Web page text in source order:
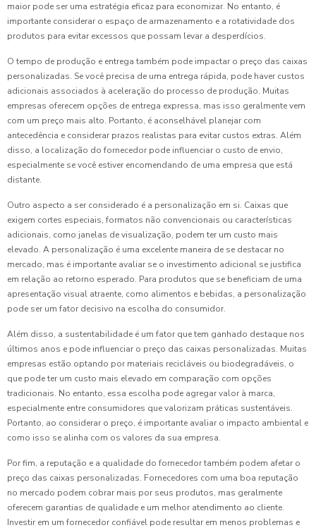
maior pode ser uma estratégia eficaz para economizar. No entanto, é
importante considerar o espaço de armazenamento e a rotatividade dos
produtos para evitar excessos que possam levar a desperdícios.
O tempo de produção e entrega também pode impactar o preço das caixas
personalizadas. Se você precisa de uma entrega rápida, pode haver custos
adicionais associados à aceleração do processo de produção. Muitas
empresas oferecem opções de entrega expressa, mas isso geralmente vem
com um preço mais alto. Portanto, é aconselhável planejar com
antecedência e considerar prazos realistas para evitar custos extras. Além
disso, a localização do fornecedor pode influenciar o custo de envio,
especialmente se você estiver encomendando de uma empresa que está
distante.
Outro aspecto a ser considerado é a personalização em si. Caixas que
exigem cortes especiais, formatos não convencionais ou características
adicionais, como janelas de visualização, podem ter um custo mais
elevado. A personalização é uma excelente maneira de se destacar no
mercado, mas é importante avaliar se o investimento adicional se justifica
em relação ao retorno esperado. Para produtos que se beneficiam de uma
apresentação visual atraente, como alimentos e bebidas, a personalização
pode ser um fator decisivo na escolha do consumidor.
Além disso, a sustentabilidade é um fator que tem ganhado destaque nos
últimos anos e pode influenciar o preço das caixas personalizadas. Muitas
empresas estão optando por materiais recicláveis ou biodegradáveis, o
que pode ter um custo mais elevado em comparação com opções
tradicionais. No entanto, essa escolha pode agregar valor à marca,
especialmente entre consumidores que valorizam práticas sustentáveis.
Portanto, ao considerar o preço, é importante avaliar o impacto ambiental e
como isso se alinha com os valores da sua empresa.
Por fim, a reputação e a qualidade do fornecedor também podem afetar o
preço das caixas personalizadas. Fornecedores com uma boa reputação
no mercado podem cobrar mais por seus produtos, mas geralmente
oferecem garantias de qualidade e um melhor atendimento ao cliente.
Investir em um fornecedor confiável pode resultar em menos problemas e